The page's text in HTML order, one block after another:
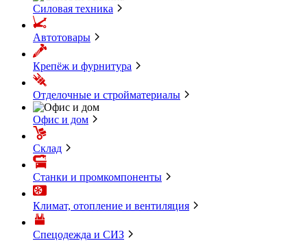
Силовая техника
Автотовары
Крепёж и фурнитура
Отделочные и стройматериалы
Офис и дом
Склад
Станки и промкомпоненты
Климат, отопление и вентиляция
Спецодежда и СИЗ